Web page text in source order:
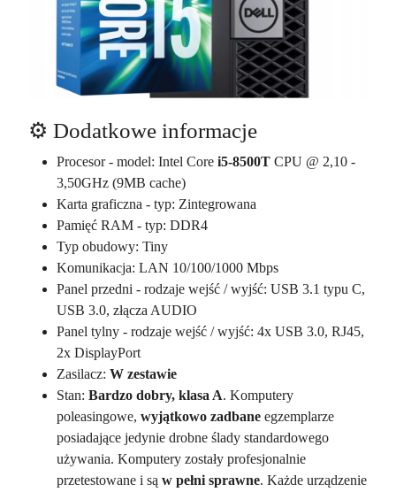
⚙️ Dodatkowe informacje
Procesor - model: Intel Core i5-8500T CPU @ 2,10 -
3,50GHz (9MB cache)
Karta graficzna - typ: Zintegrowana
Pamięć RAM - typ: DDR4
Typ obudowy: Tiny
Komunikacja: LAN 10/100/1000 Mbps
Panel przedni - rodzaje wejść / wyjść: USB 3.1 typu C,
USB 3.0, złącza AUDIO
Panel tylny - rodzaje wejść / wyjść: 4x USB 3.0, RJ45,
2x DisplayPort
Zasilacz: W zestawie
Stan: Bardzo dobry, klasa A. Komputery
poleasingowe, wyjątkowo zadbane egzemplarze
posiadające jedynie drobne ślady standardowego
używania. Komputery zostały profesjonalnie
przetestowane i są w pełni sprawne. Każde urządzenie